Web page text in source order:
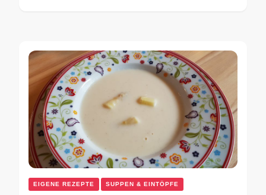
EIGENE REZEPTE SUPPEN & EINTÖPFE